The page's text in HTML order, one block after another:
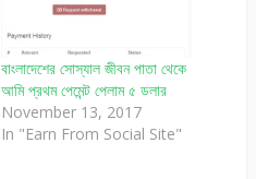
বাংলাদেশের সোস্যাল জীবন পাতা থেকে
আমি প্রথম পেমেন্ট পেলাম ৫ ডলার
November 13, 2017
In "Earn From Social Site"